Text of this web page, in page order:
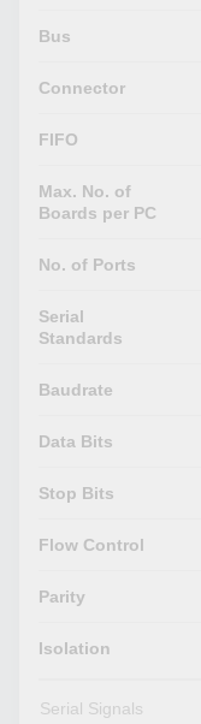
Bus
Connector
FIFO
Max. No. of
Boards per PC
No. of Ports
Serial
Standards
Baudrate
Data Bits
Stop Bits
Flow Control
Parity
Isolation
Serial Signals